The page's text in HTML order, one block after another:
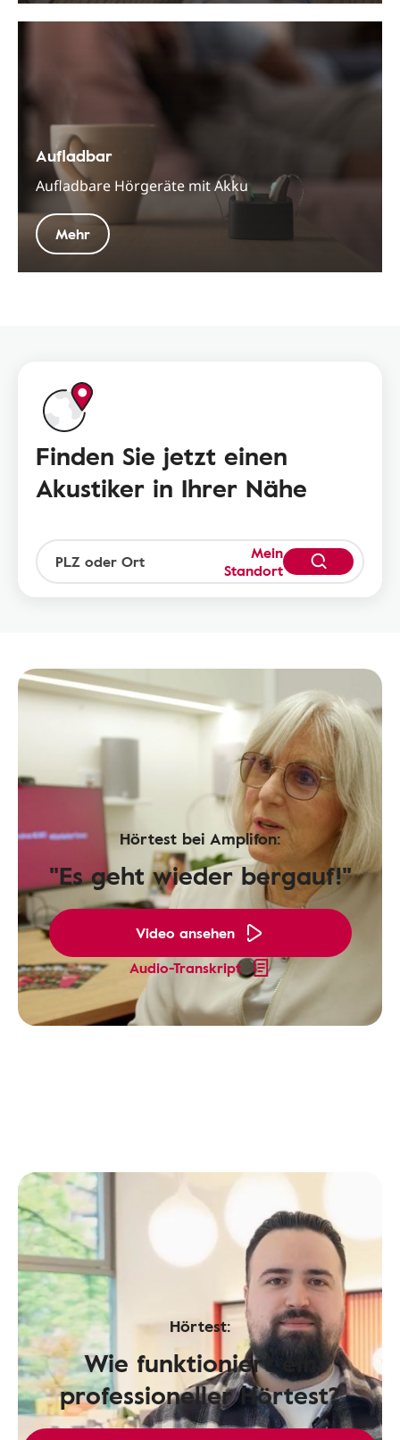
Aufladbar
Aufladbare Hörgeräte mit Akku
Mehr
Finden Sie jetzt einen
Akustiker in Ihrer Nähe
Mein
Standort
Hörtest bei Amplifon:
"Es geht wieder bergauf!"
Video ansehen
Audio-Transkript
Hörtest:
Wie funktioniert ein
professioneller Hörtest?